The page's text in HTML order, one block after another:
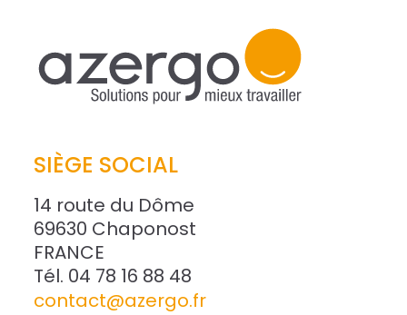
SIÈGE SOCIAL
14 route du Dôme
69630 Chaponost
FRANCE
Tél. 04 78 16 88 48
contact@azergo.fr